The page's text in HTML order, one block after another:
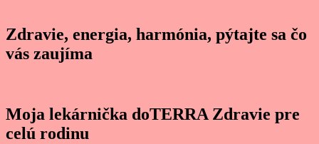
Zdravie, energia, harmónia, pýtajte sa čo
vás zaujíma
Moja lekárnička doTERRA Zdravie pre
celú rodinu